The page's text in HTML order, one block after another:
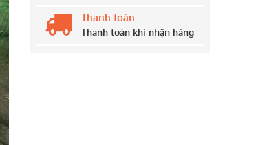
Thanh toán
Thanh toán khi nhận hàng